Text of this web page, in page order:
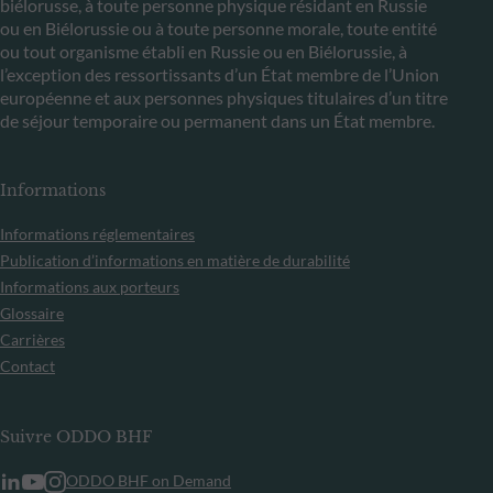
biélorusse, à toute personne physique résidant en Russie
ou en Biélorussie ou à toute personne morale, toute entité
ou tout organisme établi en Russie ou en Biélorussie, à
l’exception des ressortissants d’un État membre de l’Union
européenne et aux personnes physiques titulaires d’un titre
de séjour temporaire ou permanent dans un État membre.
Informations
Informations réglementaires
Publication d’informations en matière de durabilité
Informations aux porteurs
Glossaire
Carrières
Contact
Suivre ODDO BHF
ODDO BHF on Demand